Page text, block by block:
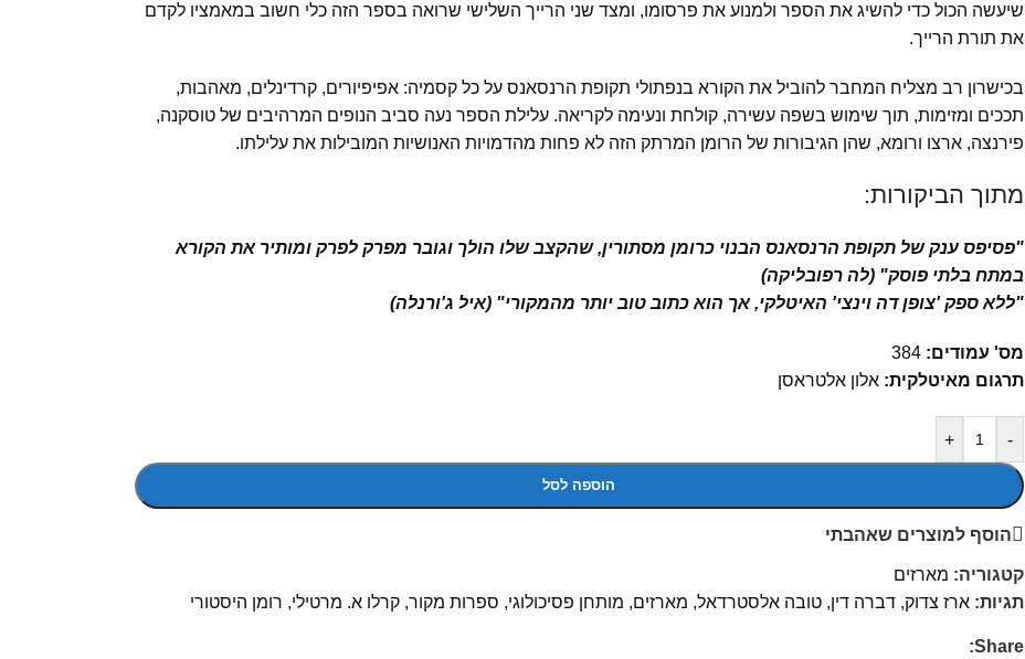
שיעשה הכול כדי להשיג את הספר ולמנוע את פרסומו, ומצד שני הרייך השלישי שרואה בספר הזה כלי חשוב במאמציו לקדם
את תורת הרייך.
בכישרון רב מצליח המחבר להוביל את הקורא בנפתולי תקופת הרנסאנס על כל קסמיה: אפיפיורים, קרדינלים, מאהבות,
תככים ומזימות, תוך שימוש בשפה עשירה, קולחת ונעימה לקריאה. עלילת הספר נעה סביב הנופים המרהיבים של טוסקנה,
פירנצה, ארצו ורומא, שהן הגיבורות של הרומן המרתק הזה לא פחות מהדמויות האנושיות המובילות את עלילתו.
מתוך הביקורות:
"פסיפס ענק של תקופת הרנסאנס הבנוי כרומן מסתורין, שהקצב שלו הולך וגובר מפרק לפרק ומותיר את הקורא
במתח בלתי פוסק" (לה רפובליקה)
"ללא ספק 'צופן דה וינצי' האיטלקי, אך הוא כתוב טוב יותר מהמקורי" (איל ג'ורנלה)
מס' עמודים: 384
תרגום מאיטלקית: אלון אלטראסן
-
+
הוספה לסל
הוסף למוצרים שאהבתי
קטגוריה: מארזים
תגיות: ארז צדוק, דברה דין, טובה אלסטרדאל, מארזים, מותחן פסיכולוגי, ספרות מקור, קרלו א. מרטילי, רומן היסטורי
Share: